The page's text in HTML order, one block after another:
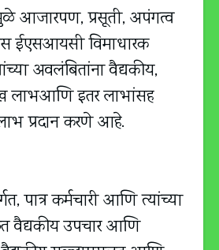
आजारपण, प्रसूती, अपंगत्व
ईएसआयसी विमाधारक
अवलंबितांना वैद्यकीय,
लाभआणि इतर लाभांसह
प्रदान करणे आहे.
पात्र कर्मचारी आणि त्यांच्या
वैद्यकीय उपचार आणि